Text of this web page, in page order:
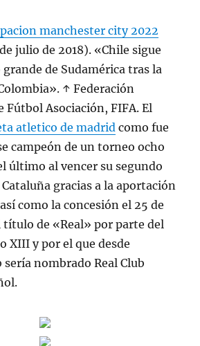
manchester city 2022
julio de 2018). «Chile sigue
de Sudamérica tras la
↑ Federación
Fútbol Asociación, FIFA. El
atletico de madrid como fue
campeón de un torneo ocho
último al vencer su segundo
gracias a la aportación
como la concesión el 25 de
título de «Real» por parte del
XIII y por el que desde
nombrado Real Club